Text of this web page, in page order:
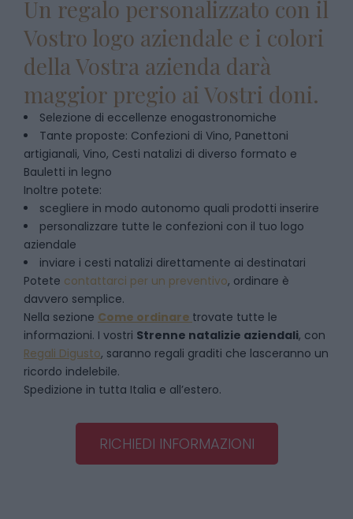
Un regalo personalizzato con il
Vostro logo aziendale e i colori
della Vostra azienda darà
maggior pregio ai Vostri doni.
Selezione di eccellenze enogastronomiche
Tante proposte: Confezioni di Vino, Panettoni
artigianali, Vino, Cesti natalizi di diverso formato e
Bauletti in legno
Inoltre potete:
scegliere in modo autonomo quali prodotti inserire
personalizzare tutte le confezioni con il tuo logo
aziendale
inviare i cesti natalizi direttamente ai destinatari
Potete contattarci per un preventivo, ordinare è
davvero semplice.
Nella sezione Come ordinare trovate tutte le
informazioni. I vostri Strenne natalizie aziendali, con
Regali Digusto, saranno regali graditi che lasceranno un
ricordo indelebile.
Spedizione in tutta Italia e all’estero.
RICHIEDI INFORMAZIONI